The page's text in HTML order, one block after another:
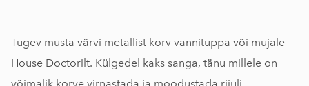
Tugev musta värvi metallist korv vannituppa või mujale
House Doctorilt. Külgedel kaks sanga, tänu millele on